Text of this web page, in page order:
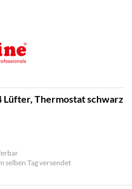
Lüfter, Thermostat schwarz
selben Tag versendet